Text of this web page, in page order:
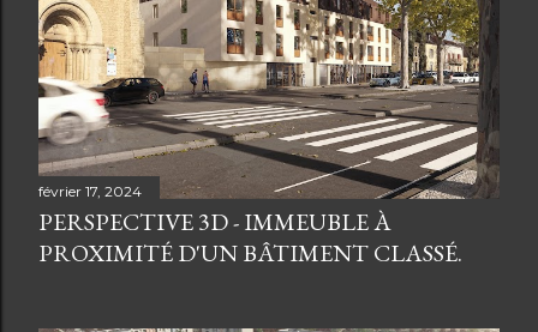
février 17, 2024
PERSPECTIVE 3D - IMMEUBLE À
PROXIMITÉ D'UN BÂTIMENT CLASSÉ.